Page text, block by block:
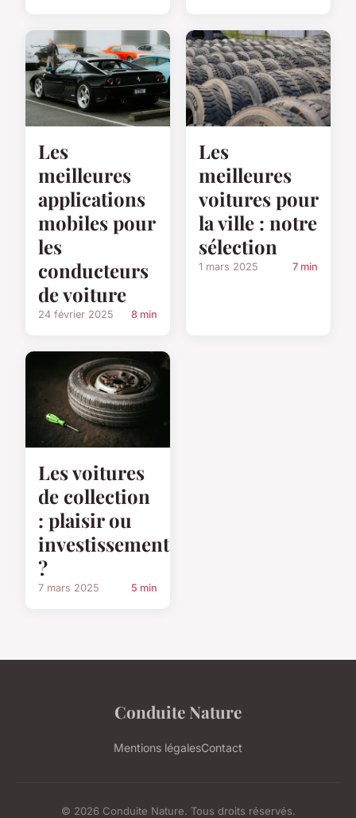
Les
meilleures
applications
mobiles pour
les
conducteurs
de voiture
24 février 2025 8 min
Les
meilleures
voitures pour
la ville : notre
sélection
1 mars 2025 7 min
Les voitures
de collection
: plaisir ou
investissement
?
7 mars 2025 5 min
Conduite Nature
Mentions légalesContact
© 2026 Conduite Nature. Tous droits réservés.